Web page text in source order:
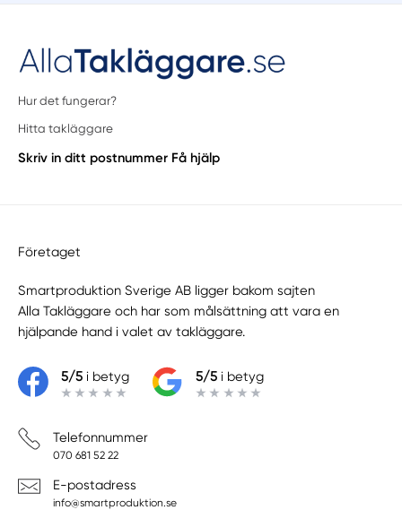
Hur det fungerar?
Hitta takläggare
Skriv in ditt postnummer Få hjälp
Företaget
Smartproduktion Sverige AB ligger bakom sajten
Alla Takläggare och har som målsättning att vara en
hjälpande hand i valet av takläggare.
5/5i betyg 5/5i betyg
Telefonnummer
070 681 52 22
E-postadress
info@smartproduktion.se